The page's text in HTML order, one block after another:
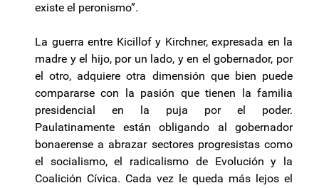
existe el peronismo”.
La guerra entre Kicillof y Kirchner, expresada en la
madre y el hijo, por un lado, y en el gobernador, por
el otro, adquiere otra dimensión que bien puede
compararse con la pasión que tienen la familia
presidencial en la puja por el poder.
Paulatinamente están obligando al gobernador
bonaerense a abrazar sectores progresistas como
el socialismo, el radicalismo de Evolución y la
Coalición Cívica. Cada vez le queda más lejos el